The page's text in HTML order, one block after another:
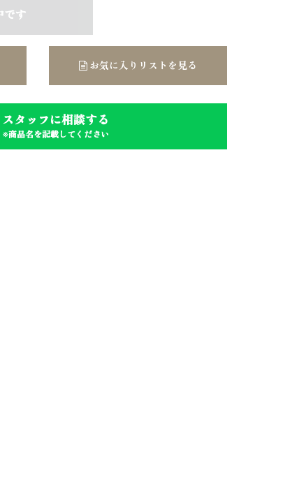
です
お気に入りリストを見る
スタッフに相談する
※商品名を記載してください